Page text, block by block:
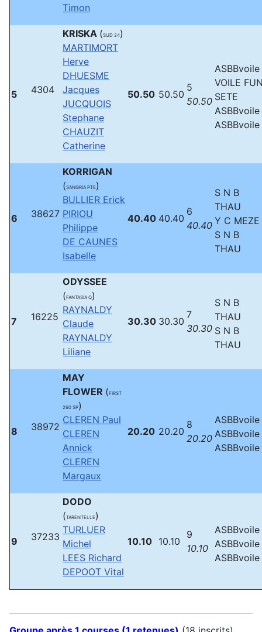
Timon
5 4304
KRISKA (SUD 24)
MARTIMORT
Herve
DHUESME
Jacques
JUCQUOIS
Stephane
CHAUZIT
Catherine
50.50 50.50
5
50.50
ASBBvoile
VOILE
SETE
ASBBvoile
ASBBvoile
6 38627
KORRIGAN
(SANGRIA PTE)
BULLIER Erick
PIRIOU
Philippe
DE CAUNES
Isabelle
40.40 40.40
6
40.40
S N B
THAU
Y C MEZE
S N B
THAU
7 16225
ODYSSEE
(FANTASIA Q)
RAYNALDY
Claude
RAYNALDY
Liliane
30.30 30.30
7
30.30
S N B
THAU
S N B
THAU
8 38972
MAY
FLOWER (FIRST
260 SP)
CLEREN Paul
CLEREN
Annick
CLEREN
Margaux
20.20 20.20
8
20.20
ASBBvoile
ASBBvoile
ASBBvoile
9 37233
DODO
(TARENTELLE)
TURLUER
Michel
LEES Richard
DEPOOT Vital
10.10 10.10
9
10.10
ASBBvoile
ASBBvoile
ASBBvoile